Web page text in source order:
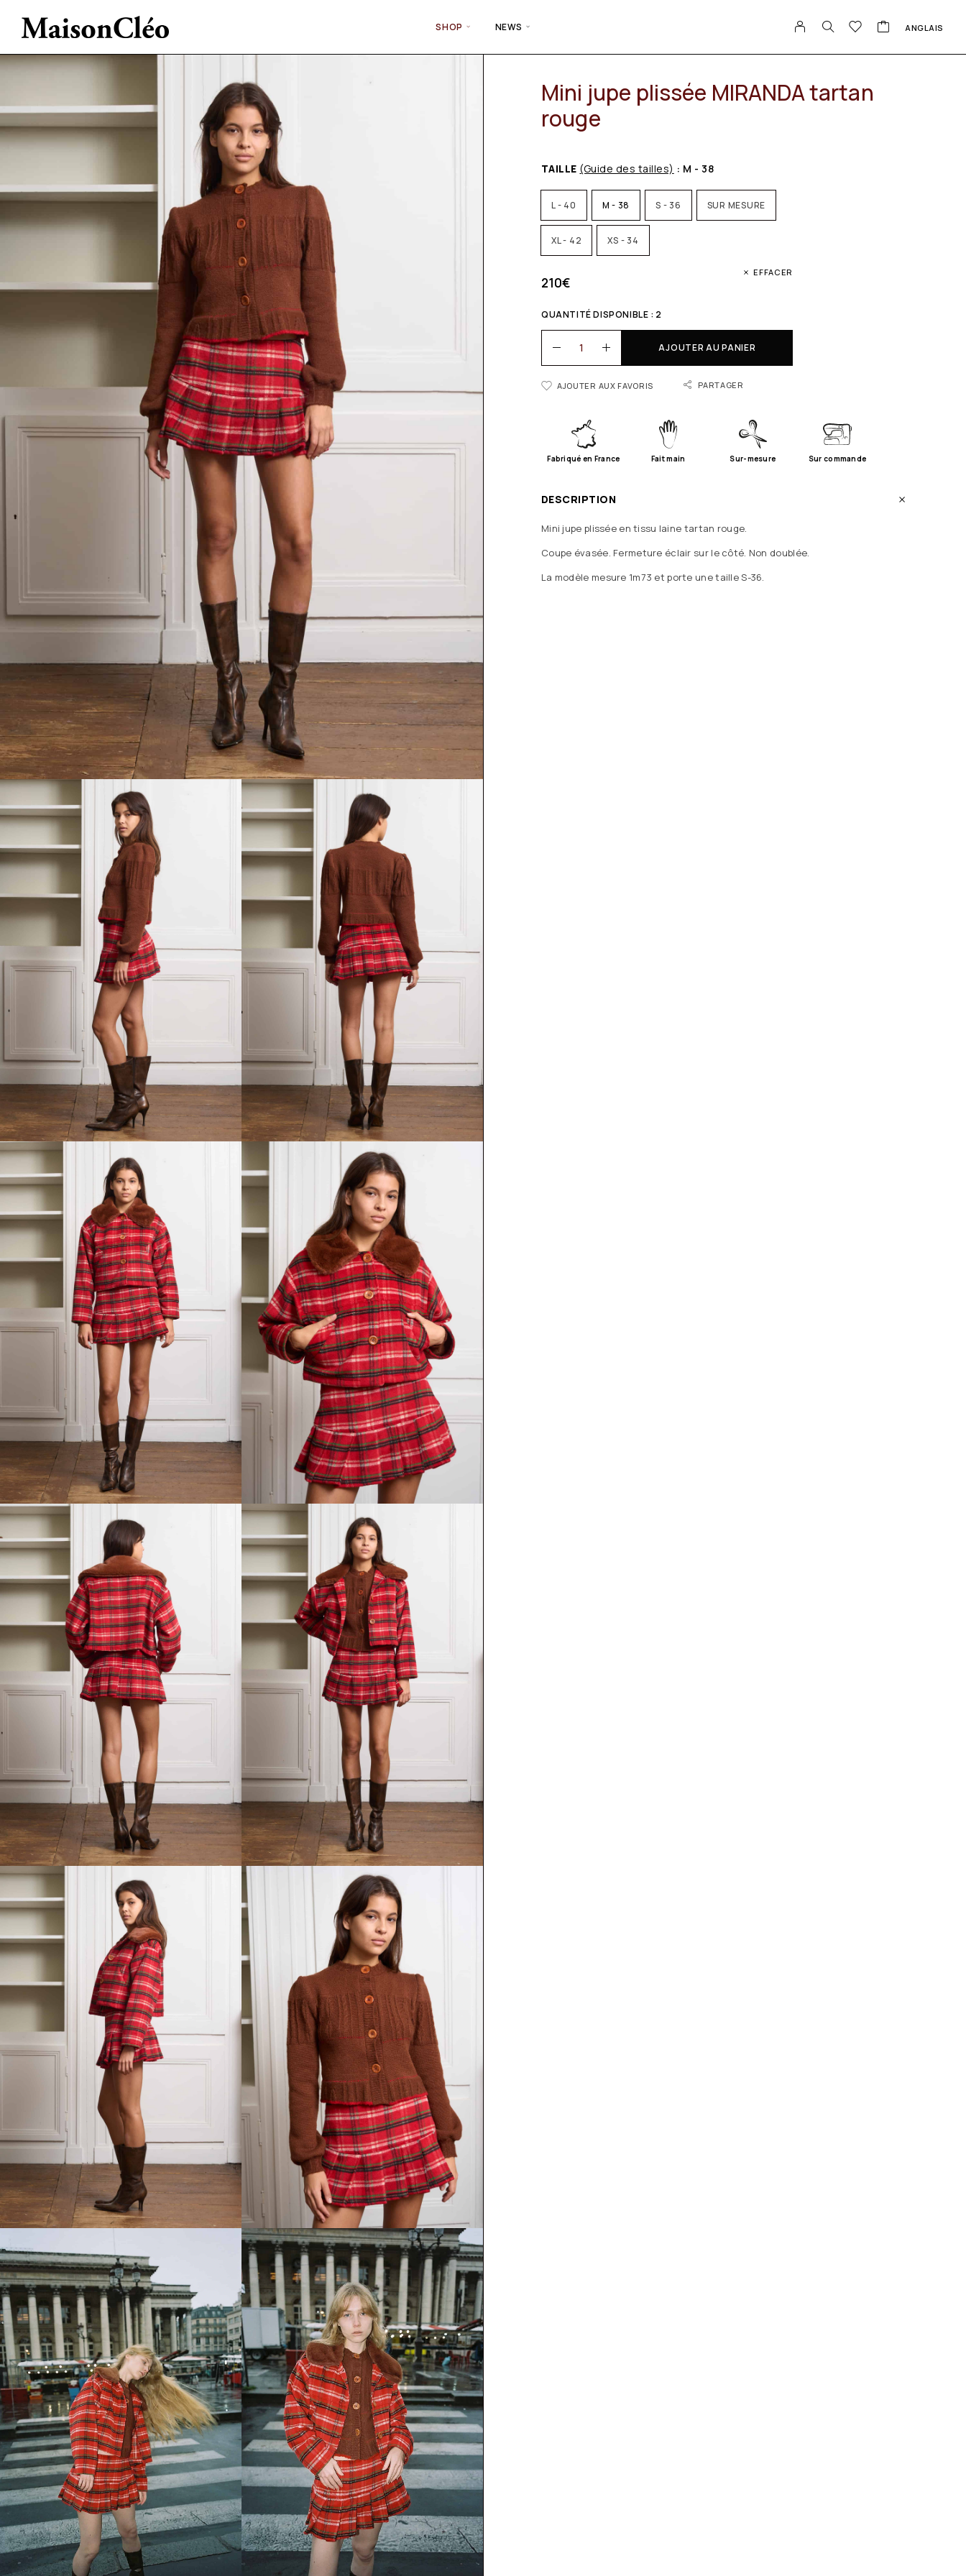
SHOP NEWS ANGLAIS
Mini jupe plissée MIRANDA tartan
rouge
TAILLE (Guide des tailles) : M - 38
L - 40 M - 38 S - 36 SUR MESURE
XL - 42 XS - 34
EFFACER
210€
QUANTITÉ DISPONIBLE : 2
AJOUTER AU PANIER
AJOUTER AUX FAVORIS PARTAGER
Fabriqué en France Fait main Sur-mesure Sur commande
DESCRIPTION
Mini jupe plissée en tissu laine tartan rouge.
Coupe évasée. Fermeture éclair sur le côté. Non doublée.
La modèle mesure 1m73 et porte une taille S-36.